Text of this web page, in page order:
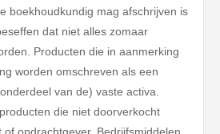
boekhoudkundig mag afschrijven is
dat niet alles zomaar
Producten die in aanmerking
worden omschreven als een
van de) vaste activa.
die niet doorverkocht
opdrachtgever. Bedrijfsmiddelen